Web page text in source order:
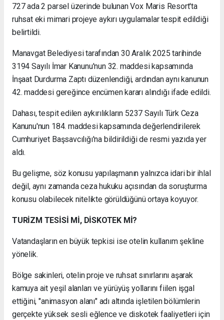
727 ada 2 parsel üzerinde bulunan Vox Maris Resort'ta
ruhsat eki mimari projeye aykırı uygulamalar tespit edildiği
belirtildi.
Manavgat Belediyesi tarafından 30 Aralık 2025 tarihinde
3194 Sayılı İmar Kanunu'nun 32. maddesi kapsamında
İnşaat Durdurma Zaptı düzenlendiği, ardından aynı kanunun
42. maddesi gereğince encümen kararı alındığı ifade edildi.
Dahası, tespit edilen aykırılıkların 5237 Sayılı Türk Ceza
Kanunu'nun 184. maddesi kapsamında değerlendirilerek
Cumhuriyet Başsavcılığı'na bildirildiği de resmi yazıda yer
aldı.
Bu gelişme, söz konusu yapılaşmanın yalnızca idari bir ihlal
değil, aynı zamanda ceza hukuku açısından da soruşturma
konusu olabilecek nitelikte görüldüğünü ortaya koyuyor.
TURİZM TESİSİ Mİ, DİSKOTEK Mİ?
Vatandaşların en büyük tepkisi ise otelin kullanım şekline
yönelik.
Bölge sakinleri, otelin proje ve ruhsat sınırlarını aşarak
kamuya ait yeşil alanları ve yürüyüş yollarını fiilen işgal
ettiğini, "animasyon alanı" adı altında işletilen bölümlerin
gerçekte yüksek sesli eğlence ve diskotek faaliyetleri için